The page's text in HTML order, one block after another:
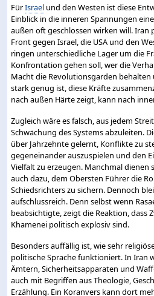
FürIsrael und den Westen ist diese
Einblick in die inneren Spannungen
außen oft geschlossen wirken will. Iran
Front gegen Israel, die USA und den
ringen unterschiedliche Lager um die
Konfrontation gehen soll, wer die
Macht die Revolutionsgarden
stark genug ist, diese Kräfte
nach außen Härte zeigt, kann nach
Zugleich wäre es falsch, aus jedem
Schwächung des Systems abzuleiten.
über Jahrzehnte gelernt, Konflikte zu
gegeneinander auszuspielen und den
Vielfalt zu erzeugen. Manchmal dienen
auch dazu, dem Obersten Führer die
Schiedsrichters zu sichern. Dennoch
aufschlussreich. Denn selbst wenn
beabsichtigte, zeigt die Reaktion, dass
Khamenei politisch explosiv sind.
Besonders auffällig ist, wie sehr
politische Sprache funktioniert. In Iran
Ämtern, Sicherheitsapparaten und
auch mit Begriffen aus Theologie,
Erzählung. Ein Koranvers kann dort